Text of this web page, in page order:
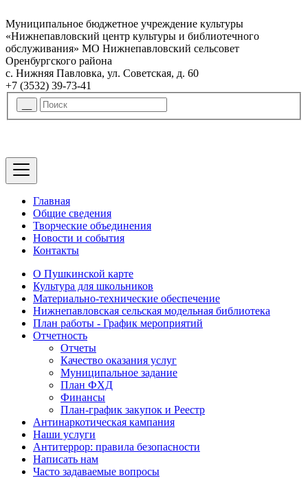
Муниципальное бюджетное учреждение культуры
«Нижнепавловский центр культуры и библиотечного
обслуживания» МО Нижнепавловский сельсовет
Оренбургского района
с. Нижняя Павловка, ул. Советская, д. 60
+7 (3532) 39-73-41
Главная
Общие сведения
Творческие объединения
Новости и события
Контакты
О Пушкинской карте
Культура для школьников
Материально-технические обеспечение
Нижнепавловская сельская модельная библиотека
План работы - График мероприятий
Отчетность
Отчеты
Качество оказания услуг
Муниципальное задание
План ФХД
Финансы
План-график закупок и Реестр
Антинаркотическая кампания
Наши услуги
Антитеррор: правила безопасности
Написать нам
Часто задаваемые вопросы